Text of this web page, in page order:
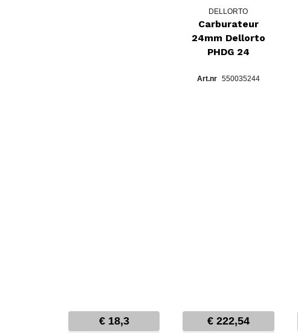
€ 18,3
DELLORTO
Carburateur
24mm Dellorto
PHDG 24
550035244
€ 222,54